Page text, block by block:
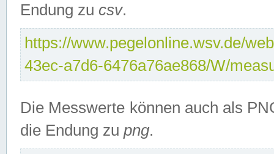
Endung zu csv.
https://www.pegelonline.wsv.de/
43ec-a7d6-6476a76ae868/W/
Die Messwerte können auch als
die Endung zu png.